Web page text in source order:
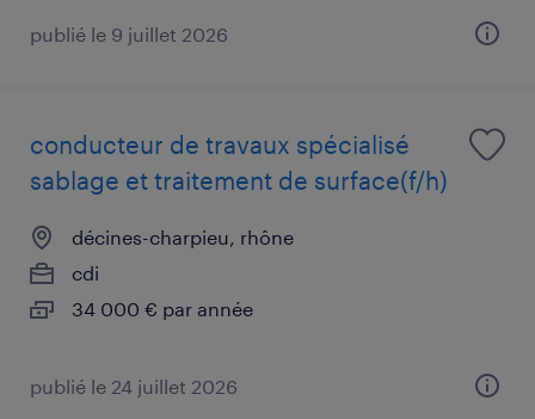
publié le 9 juillet 2026
conducteur de travaux spécialisé
sablage et traitement de surface(f/h)
décines-charpieu, rhône
cdi
34 000 € par année
publié le 24 juillet 2026